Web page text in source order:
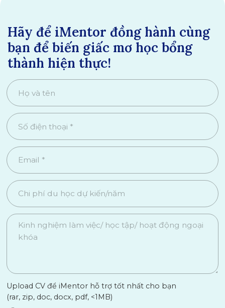
Hãy để iMentor đồng hành cùng
bạn để biến giấc mơ học bổng
thành hiện thực!
Upload CV để iMentor hỗ trợ tốt nhất cho bạn
(rar, zip, doc, docx, pdf, <1MB)